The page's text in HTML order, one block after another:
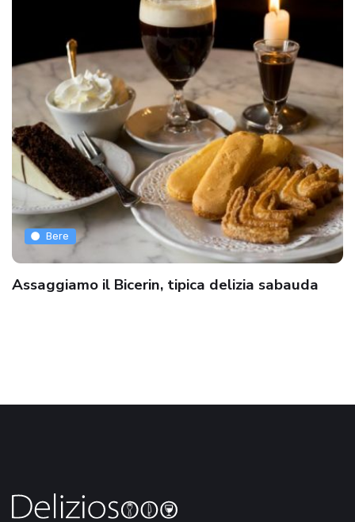
Bere
Assaggiamo il Bicerin, tipica delizia sabauda